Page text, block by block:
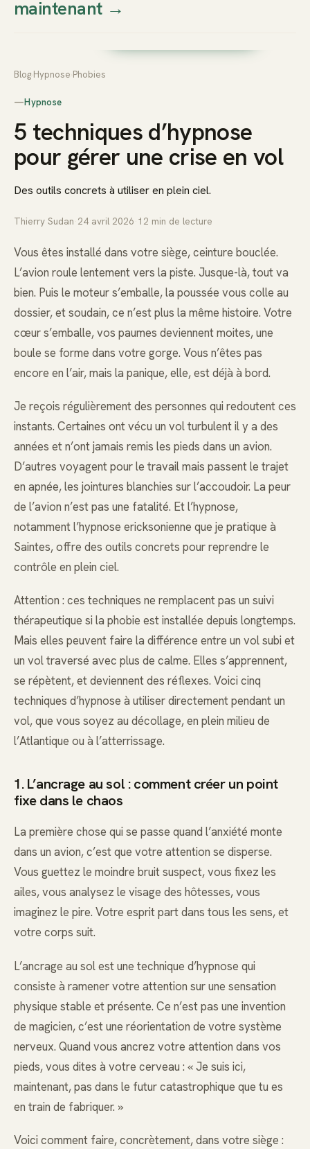
Thierry
Prendre rendez-vous dès
maintenant→
Blog Hypnose Phobies
—Hypnose
5 techniques d’hypnose
pour gérer une crise en vol
Des outils concrets à utiliser en plein ciel.
Thierry Sudan 24 avril 2026 12 min de lecture
Vous êtes installé dans votre siège, ceinture bouclée.
L’avion roule lentement vers la piste. Jusque-là, tout va
bien. Puis le moteur s’emballe, la poussée vous colle au
dossier, et soudain, ce n’est plus la même histoire. Votre
cœur s’emballe, vos paumes deviennent moites, une
boule se forme dans votre gorge. Vous n’êtes pas
encore en l’air, mais la panique, elle, est déjà à bord.
Je reçois régulièrement des personnes qui redoutent ces
instants. Certaines ont vécu un vol turbulent il y a des
années et n’ont jamais remis les pieds dans un avion.
D’autres voyagent pour le travail mais passent le trajet
en apnée, les jointures blanchies sur l’accoudoir. La peur
de l’avion n’est pas une fatalité. Et l’hypnose,
notamment l’hypnose ericksonienne que je pratique à
Saintes, offre des outils concrets pour reprendre le
contrôle en plein ciel.
Attention : ces techniques ne remplacent pas un suivi
thérapeutique si la phobie est installée depuis longtemps.
Mais elles peuvent faire la différence entre un vol subi et
un vol traversé avec plus de calme. Elles s’apprennent,
se répètent, et deviennent des réflexes. Voici cinq
techniques d’hypnose à utiliser directement pendant un
vol, que vous soyez au décollage, en plein milieu de
l’Atlantique ou à l’atterrissage.
1. L’ancrage au sol : comment créer un point
fixe dans le chaos
La première chose qui se passe quand l’anxiété monte
dans un avion, c’est que votre attention se disperse.
Vous guettez le moindre bruit suspect, vous fixez les
ailes, vous analysez le visage des hôtesses, vous
imaginez le pire. Votre esprit part dans tous les sens, et
votre corps suit.
L’ancrage au sol est une technique d’hypnose qui
consiste à ramener votre attention sur une sensation
physique stable et présente. Ce n’est pas une invention
de magicien, c’est une réorientation de votre système
nerveux. Quand vous ancrez votre attention dans vos
pieds, vous dites à votre cerveau : « Je suis ici,
maintenant, pas dans le futur catastrophique que tu es
en train de fabriquer. »
Voici comment faire, concrètement, dans votre siège :